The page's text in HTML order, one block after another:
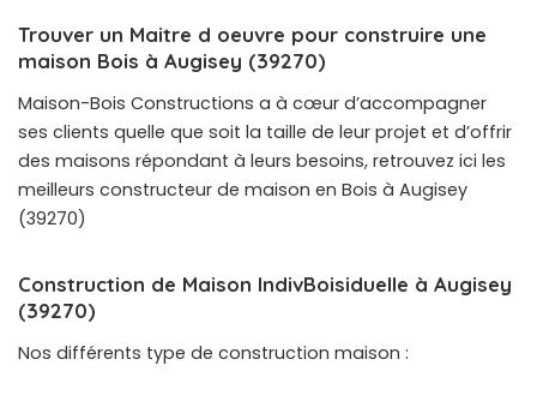
Trouver un Maitre d oeuvre pour construire une
maison Bois à Augisey (39270)
Maison-Bois Constructions a à cœur d’accompagner
ses clients quelle que soit la taille de leur projet et d’offrir
des maisons répondant à leurs besoins, retrouvez ici les
meilleurs constructeur de maison en Bois à Augisey
(39270)
Construction de Maison IndivBoisiduelle à Augisey
(39270)
Nos différents type de construction maison :